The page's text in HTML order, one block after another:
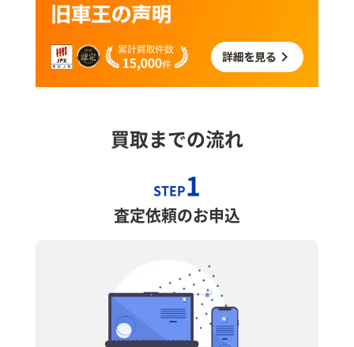
買取までの流れ
STEP1
査定依頼のお申込